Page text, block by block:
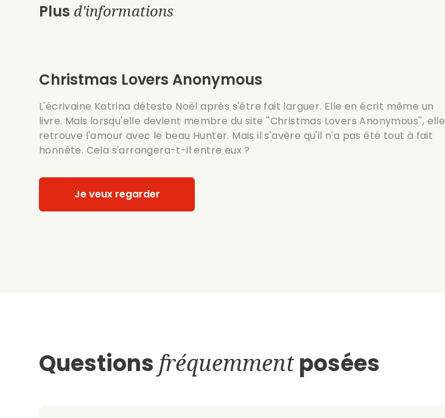
Plus d'informations
Christmas Lovers Anonymous
L'écrivaine Katrina déteste Noël après s'être fait larguer. Elle en écrit même un
livre. Mais lorsqu'elle devient membre du site ''Christmas Lovers Anonymous'', elle
retrouve l'amour avec le beau Hunter. Mais il s'avère qu'il n'a pas été tout à fait
honnête. Cela s'arrangera-t-il entre eux ?
Je veux regarder
Questions fréquemmentposées